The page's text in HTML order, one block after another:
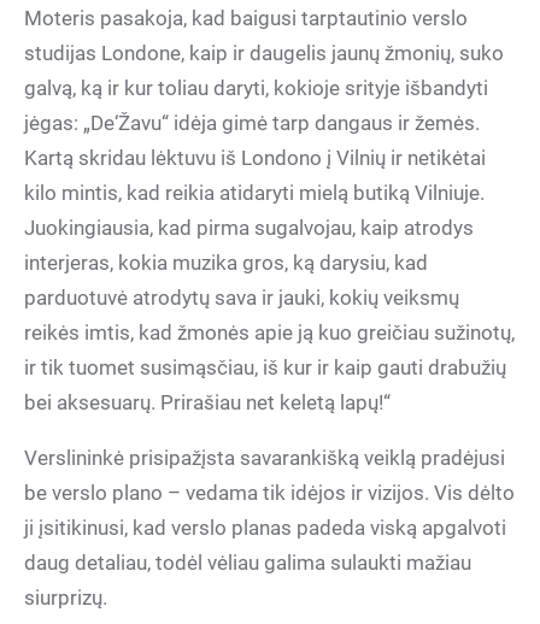
Moteris pasakoja, kad baigusi tarptautinio verslo
studijas Londone, kaip ir daugelis jaunų žmonių, suko
galvą, ką ir kur toliau daryti, kokioje srityje išbandyti
jėgas: „De‘Žavu“ idėja gimė tarp dangaus ir žemės.
Kartą skridau lėktuvu iš Londono į Vilnių ir netikėtai
kilo mintis, kad reikia atidaryti mielą butiką Vilniuje.
Juokingiausia, kad pirma sugalvojau, kaip atrodys
interjeras, kokia muzika gros, ką darysiu, kad
parduotuvė atrodytų sava ir jauki, kokių veiksmų
reikės imtis, kad žmonės apie ją kuo greičiau sužinotų,
ir tik tuomet susimąsčiau, iš kur ir kaip gauti drabužių
bei aksesuarų. Prirašiau net keletą lapų!“
Verslininkė prisipažįsta savarankišką veiklą pradėjusi
be verslo plano – vedama tik idėjos ir vizijos. Vis dėlto
ji įsitikinusi, kad verslo planas padeda viską apgalvoti
daug detaliau, todėl vėliau galima sulaukti mažiau
siurprizų.